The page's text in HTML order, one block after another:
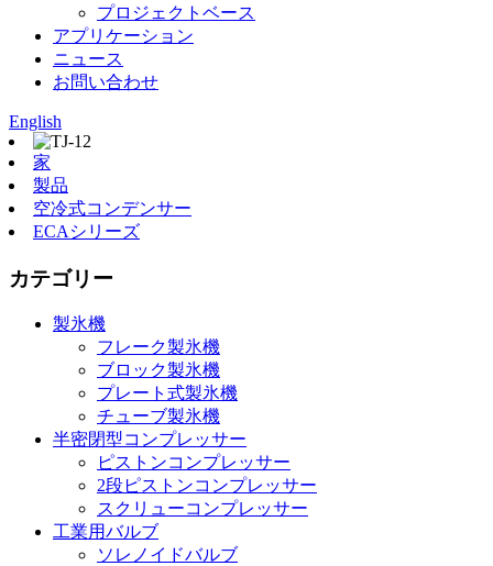
プロジェクトベース
アプリケーション
ニュース
お問い合わせ
English
家
製品
空冷式コンデンサー
ECAシリーズ
カテゴリー
製氷機
フレーク製氷機
ブロック製氷機
プレート式製氷機
チューブ製氷機
半密閉型コンプレッサー
ピストンコンプレッサー
2段ピストンコンプレッサー
スクリューコンプレッサー
工業用バルブ
ソレノイドバルブ